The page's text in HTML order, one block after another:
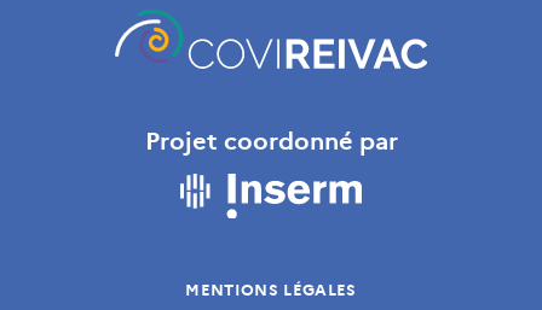
Projet coordonné par
MENTIONS LÉGALES